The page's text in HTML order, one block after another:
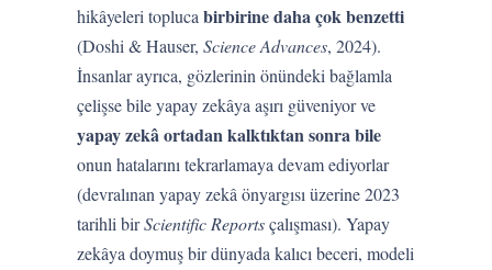
hikâyeleri toplucabirbirine daha çok benzetti
(Doshi & Hauser,Science Advances, 2024).
İnsanlar ayrıca, gözlerinin önündeki bağlamla
çelişse bile yapay zekâya aşırı güveniyor ve
yapay zekâ ortadan kalktıktan sonra bile
onun hatalarını tekrarlamaya devam ediyorlar
(devralınan yapay zekâ önyargısı üzerine 2023
tarihli birScientific Reportsçalışması). Yapay
zekâya doymuş bir dünyada kalıcı beceri, modeli